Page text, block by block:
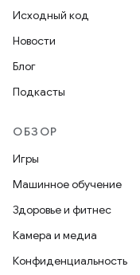
Исходный код
Новости
Блог
Подкасты
ОБЗОР
Игры
Машинное обучение
Здоровье и фитнес
Камера и медиа
Конфиденциальность